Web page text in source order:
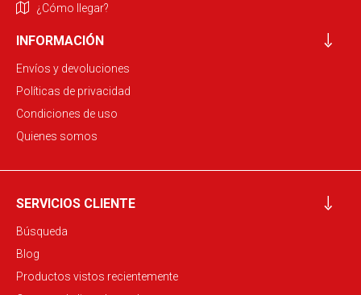
¿Cómo llegar?
INFORMACIÓN
Envíos y devoluciones
Políticas de privacidad
Condiciones de uso
Quienes somos
SERVICIOS CLIENTE
Búsqueda
Blog
Productos vistos recientemente